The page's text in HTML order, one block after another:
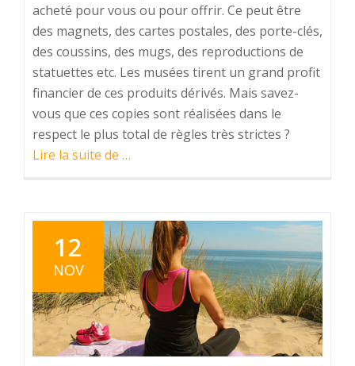
acheté pour vous ou pour offrir. Ce peut être
des magnets, des cartes postales, des porte-clés,
des coussins, des mugs, des reproductions de
statuettes etc. Les musées tirent un grand profit
financier de ces produits dérivés. Mais savez-
vous que ces copies sont réalisées dans le
respect le plus total de règles très strictes ?
Lire la suite de à
les
copies
d’oeuvres
d’art
…
12
NOV